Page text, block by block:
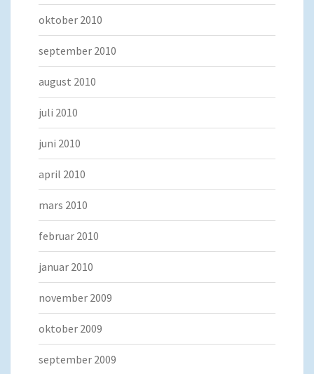
oktober 2010
september 2010
august 2010
juli 2010
juni 2010
april 2010
mars 2010
februar 2010
januar 2010
november 2009
oktober 2009
september 2009